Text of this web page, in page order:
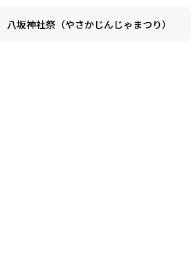
八坂神社祭（やさかじんじゃまつり）